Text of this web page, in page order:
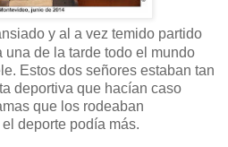
y al a vez temido partido
una de la tarde todo el mundo
Estos dos señores estaban tan
deportiva que hacían caso
que los rodeaban
deporte podía más.